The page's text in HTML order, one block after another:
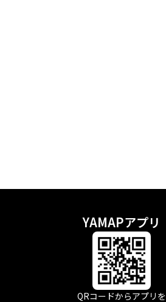
YAMAPアプリ
QRコードからアプリを